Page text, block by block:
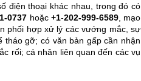
điện thoại khác nhau, trong đó có
0737 hoặc +1-202-999-6589, mạo
phối hợp xử lý các vướng mắc, sự
tháo gỡ; có văn bản gấp cần nhận
rối; cá nhân liên quan đến các vụ